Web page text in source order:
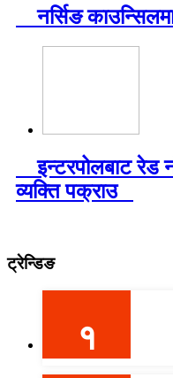
नर्सिङ
इन्टरपोलबाट रेड
व्यक्ति पक्राउ
ट्रेन्डिङ
१